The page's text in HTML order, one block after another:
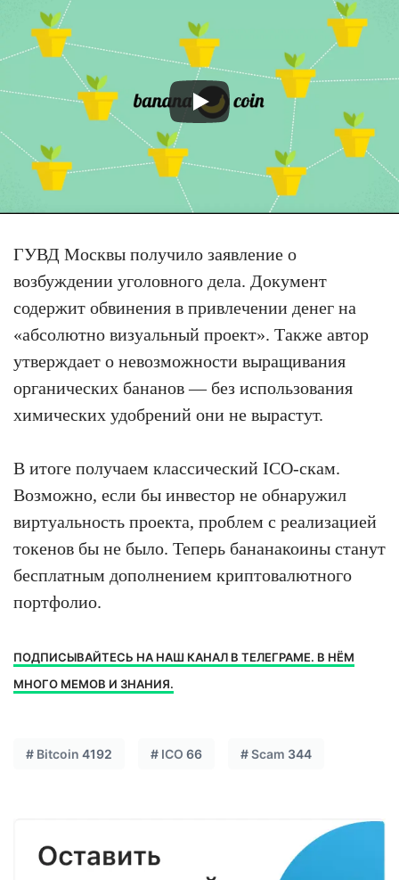
ГУВД Москвы получило заявление о
возбуждении уголовного дела. Документ
содержит обвинения в привлечении денег на
«абсолютно визуальный проект». Также автор
утверждает о невозможности выращивания
органических бананов — без использования
химических удобрений они не вырастут.
В итоге получаем классический ICO-скам.
Возможно, если бы инвестор не обнаружил
виртуальность проекта, проблем с реализацией
токенов бы не было. Теперь бананакоины станут
бесплатным дополнением криптовалютного
портфолио.
ПОДПИСЫВАЙТЕСЬ НА НАШ КАНАЛ В ТЕЛЕГРАМЕ. В НЁМ
МНОГО МЕМОВ И ЗНАНИЯ.
# Bitcoin 4192 # ICO 66 #Scam 344